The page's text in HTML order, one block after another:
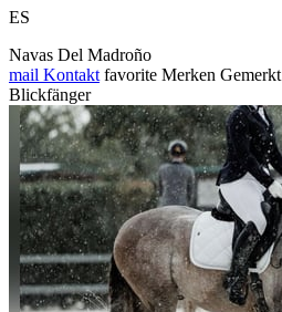
ES
Navas Del Madroño
mail Kontakt favorite Merken Gemerkt
Blickfänger